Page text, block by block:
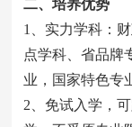
二、培养优势
1、实力学科：
点学科、省品牌
业，国家特色专
2、免试入学，